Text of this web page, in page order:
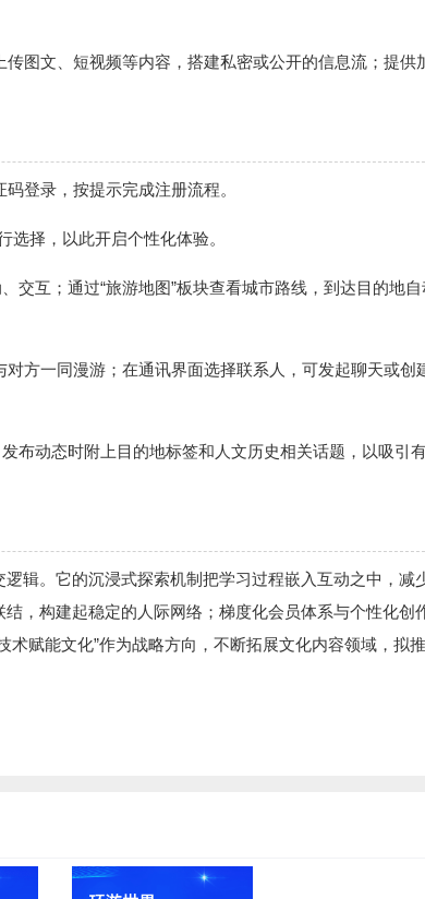
图文、短视频等内容，搭建私密或公开的信息流；提供
登录，按提示完成注册流程。
选择，以此开启个性化体验。
交互；通过“旅游地图”板块查看城市路线，到达目的地自
方一同漫游；在通讯界面选择联系人，可发起聊天或创
布动态时附上目的地标签和人文历史相关话题，以吸引
辑。它的沉浸式探索机制把学习过程嵌入互动之中，减
，构建起稳定的人际网络；梯度化会员体系与个性化创
赋能文化”作为战略方向，不断拓展文化内容领域，拟